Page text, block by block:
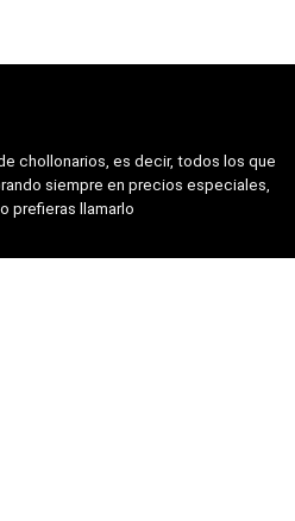
chollonarios, es decir, todos los que
siempre en precios especiales,
prefieras llamarlo